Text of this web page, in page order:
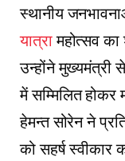
स्थानीय
यात्रामहोत्सव का
उन्होंने मुख्यमंत्री
में सम्मिलित होकर
हेमन्त सोरेन ने
को सहर्ष